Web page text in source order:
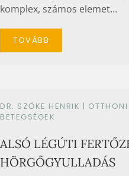
komplex, számos elemet…
TOVÁBB
DR. SZŐKE HENRIK |
BETEGSÉGEK
ALSÓ LÉGÚTI
HÖRGŐGYULLADÁS